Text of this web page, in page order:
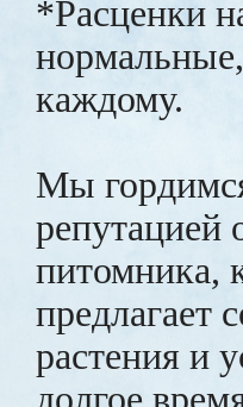
*Расценки
каждому.
Мы
репутацией
питомника,
предлагает
растения и